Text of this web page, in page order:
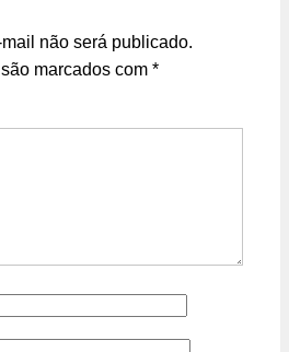
não será publicado.
marcados com *